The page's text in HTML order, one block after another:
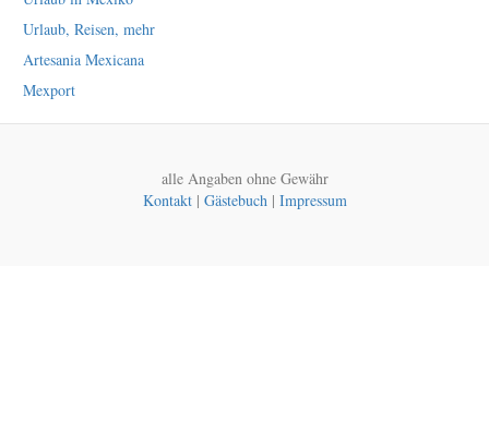
Urlaub, Reisen, mehr
Artesania Mexicana
Mexport
alle Angaben ohne Gewähr
Kontakt| Gästebuch| Impressum